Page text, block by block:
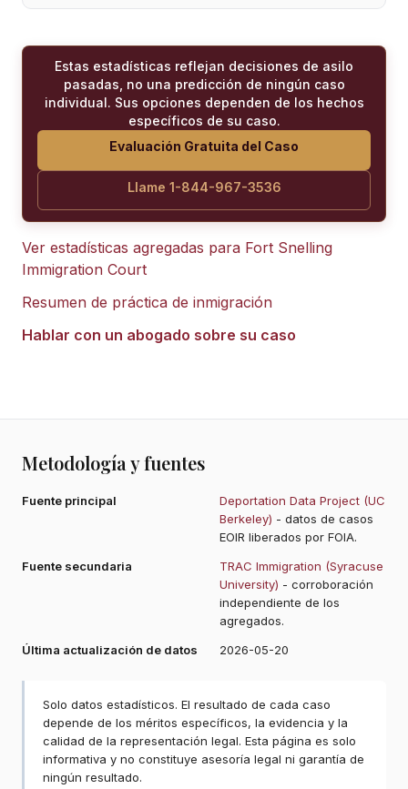
Estas estadísticas reflejan decisiones de asilo
pasadas, no una predicción de ningún caso
individual. Sus opciones dependen de los hechos
específicos de su caso.
Evaluación Gratuita del Caso
Llame 1-844-967-3536
Ver estadísticas agregadas para Fort Snelling
Immigration Court
Resumen de práctica de inmigración
Hablar con un abogado sobre su caso
Metodología y fuentes
Fuente principal
Deportation Data Project (UC
Berkeley) - datos de casos
EOIR liberados por FOIA.
Fuente secundaria
TRAC Immigration (Syracuse
University) - corroboración
independiente de los
agregados.
Última actualización de datos
2026-05-20
Solo datos estadísticos. El resultado de cada caso
depende de los méritos específicos, la evidencia y la
calidad de la representación legal. Esta página es solo
informativa y no constituye asesoría legal ni garantía de
ningún resultado.